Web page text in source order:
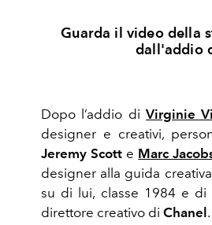
Guarda il video della
dall'addio
Dopo l’addio diVirginie
designer e creativi,
Jeremy Scott e Marc
designer alla guida
su di lui, c lasse 1984 e
direttore creativo di Chanel .